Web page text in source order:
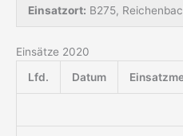
Einsatzort: B275,
Einsätze 2020
Lfd.
Datum